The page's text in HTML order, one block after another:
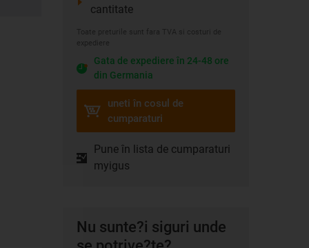
cantitate
Toate preturile sunt fara TVA si costuri de
expediere
Gata de expediere în 24-48 ore
din Germania
uneti în cosul de
cumparaturi
Pune în lista de cumparaturi
myigus
Nu sunte?i siguri unde